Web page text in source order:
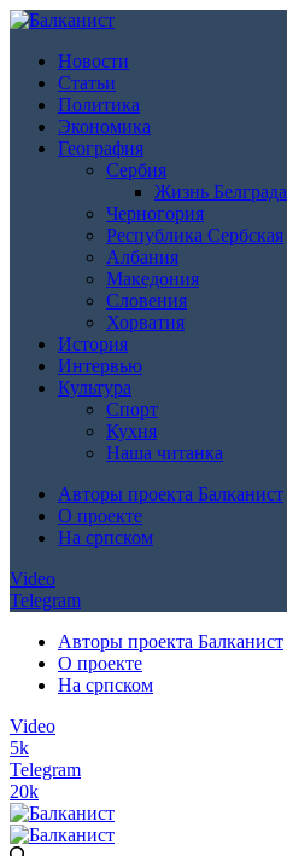
Новости
Статьи
Политика
Экономика
География
Сербия
Жизнь Белграда
Черногория
Республика Сербская
Албания
Македония
Словения
Хорватия
История
Интервью
Культура
Спорт
Кухня
Наша читанка
Авторы проекта Балканист
О проекте
На српском
Video
Telegram
Авторы проекта Балканист
О проекте
На српском
Video
5k
Telegram
20k